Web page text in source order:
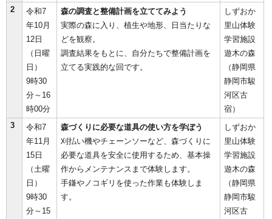
2
令和7
年10月
12日
（日曜
日）
9時30
分～16
時00分
森の調査と整備計画を立ててみよう
実際の森に入り、植生や地形、日当たりな
どを観察。
調査結果をもとに、自分たちで整備計画を
立てる実践的な回です。
しずおか
里山体験
学習施設
遊木の森
（静岡県
静岡市駿
河区古
宿）
3
令和7
年11月
15日
（土曜
日）
9時30
分～15
森づくりに必要な道具の使い方を学ぼう
刈払い機やチェーンソーなど、森づくりに
必要な道具を安全に使用するため、基本操
作からメンテナンスまで体験します。
手鎌やノコギリを使った作業も体験しま
す。
しずおか
里山体験
学習施設
遊木の森
（静岡県
静岡市駿
河区古